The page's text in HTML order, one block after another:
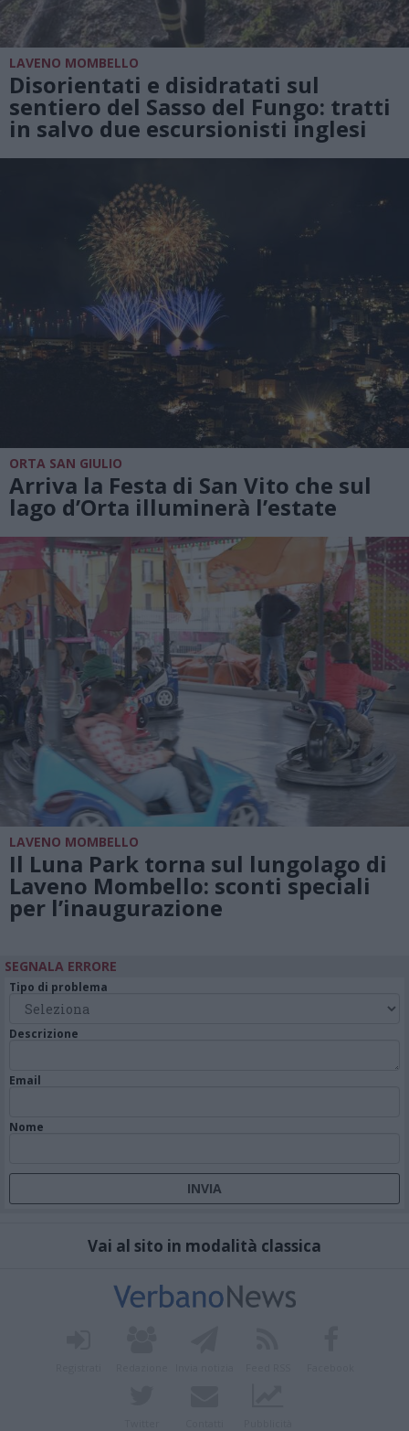
LAVENO MOMBELLO
Disorientati e disidratati sul
sentiero del Sasso del Fungo: tratti
in salvo due escursionisti inglesi
ORTA SAN GIULIO
Arriva la Festa di San Vito che sul
lago d’Orta illuminerà l’estate
LAVENO MOMBELLO
Il Luna Park torna sul lungolago di
Laveno Mombello: sconti speciali
per l’inaugurazione
SEGNALA ERRORE
Tipo di problema
Descrizione
Email
Nome
Vai al sito in modalità classica